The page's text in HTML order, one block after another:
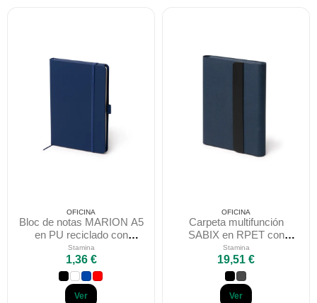
OFICINA
Bloc de notas MARION A5
en PU reciclado con
soporte magnético Stamina
Stamina
1,36 €
Ver
OFICINA
Carpeta multifunción
SABIX en RPET con
cargador inalámbrico 5000
mAh
Stamina
19,51 €
Ver